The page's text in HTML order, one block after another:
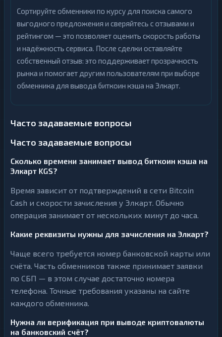
Сортируйте обменники по курсу для поиска самого
выгодного предложения и сверяйтесь с отзывами и
рейтингом — это позволяет оценить скорость работы
и надёжность сервиса. После сделки оставляйте
собственный отзыв: это поддерживает прозрачность
рынка и помогает другим пользователям при выборе
обменника для вывода биткоин кэша на Элкарт.
Часто задаваемые вопросы
Часто задаваемые вопросы
Сколько времени занимает вывод биткоин кэша на
Элкарт KGS?
Время зависит от подтверждений в сети Bitcoin
Cash и скорости зачисления у Элкарт. Обычно
операция занимает от нескольких минут до часа.
Какие реквизиты нужны для зачисления на Элкарт?
Чаще всего требуется номер банковской карты или
счёта. Часть обменников также принимает заявки
по СБП — в этом случае достаточно номера
телефона. Точные требования указаны на сайте
каждого обменника.
Нужна ли верификация при выводе криптовалюты
на банковский счёт?